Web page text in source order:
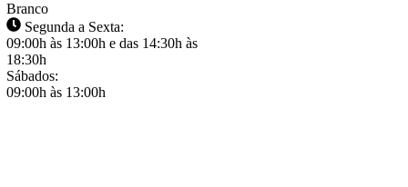
Branco
Segunda a Sexta:
09:00h às 13:00h e das 14:30h às
18:30h
Sábados:
09:00h às 13:00h